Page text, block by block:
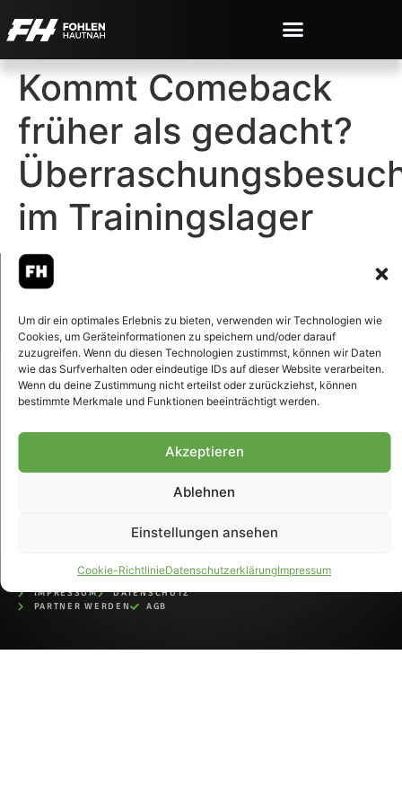
Um dir ein optimales Erlebnis zu bieten, verwenden wir Technologien wie
Cookies, um Geräteinformationen zu speichern und/oder darauf
zuzugreifen. Wenn du diesen Technologien zustimmst, können wir Daten
wie das Surfverhalten oder eindeutige IDs auf dieser Website verarbeiten.
Wenn du deine Zustimmung nicht erteilst oder zurückziehst, können
bestimmte Merkmale und Funktionen beeinträchtigt werden.
Akzeptieren
Ablehnen
Einstellungen ansehen
Cookie-RichtlinieDatenschutzerklärungImpressum
Kommt Comeback
früher als gedacht?
im Trainingslager
© 2007-2026 Fohlen-Hautnah.de
– Alle rechte vorbehalten.
Fohlen-Hautnah.de ist ein
offiziell eingetragenes Magazin
Nationalbibliothek (ISSN 1868-
IMPRESSUM
DATENSCHUTZ
PARTNER WERDEN
AGB